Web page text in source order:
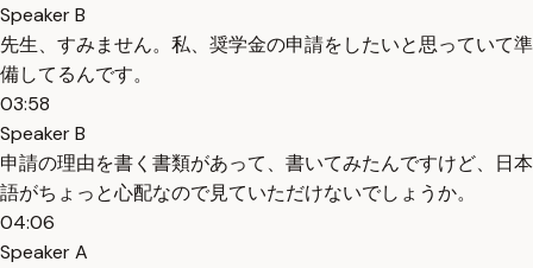
Speaker B
先生、すみません。私、奨学金の申請をしたいと思っていて準
備してるんです。
03:58
Speaker B
申請の理由を書く書類があって、書いてみたんですけど、日本
語がちょっと心配なので見ていただけないでしょうか。
04:06
Speaker A